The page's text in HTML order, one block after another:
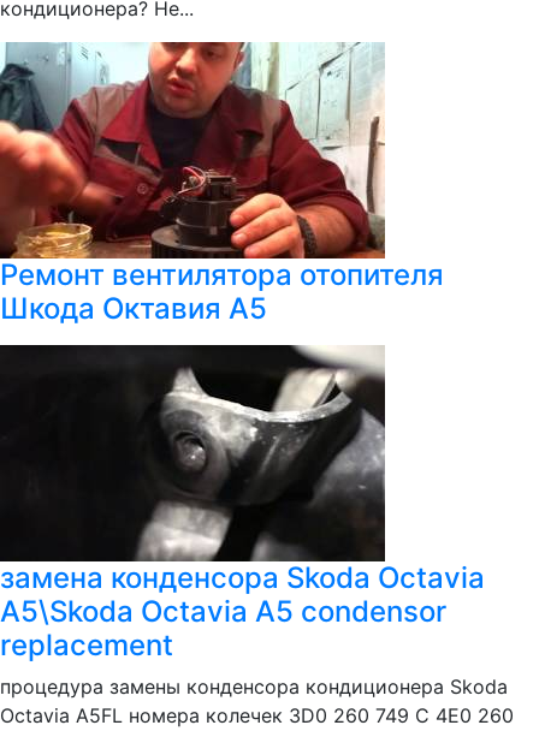
кондиционера? Не...
Ремонт вентилятора отопителя
Шкода Октавия А5
замена конденсора Skoda Octavia
A5\Skoda Octavia A5 condensor
replacement
процедура замены конденсора кондиционера Skoda
Octavia A5FL номера колечек 3D0 260 749 C 4E0 260